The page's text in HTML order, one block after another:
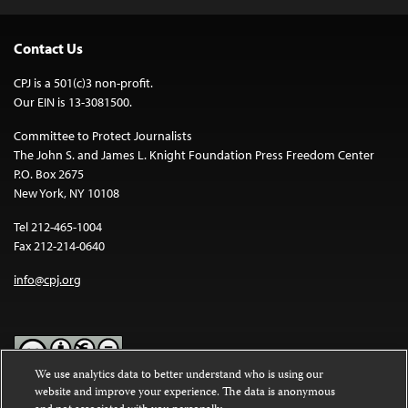
Contact Us
CPJ is a 501(c)3 non-profit.
Our EIN is 13-3081500.
Committee to Protect Journalists
The John S. and James L. Knight Foundation Press Freedom Center
P.O. Box 2675
New York, NY 10108
Tel 212-465-1004
Fax 212-214-0640
info@cpj.org
Except where noted, text on this website is licensed under a
We use analytics data to better understand who is using our
website and improve your experience. The data is anonymous